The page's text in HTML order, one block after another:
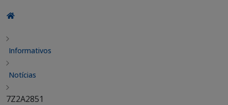
Informativos
Notícias
7Z2A2851